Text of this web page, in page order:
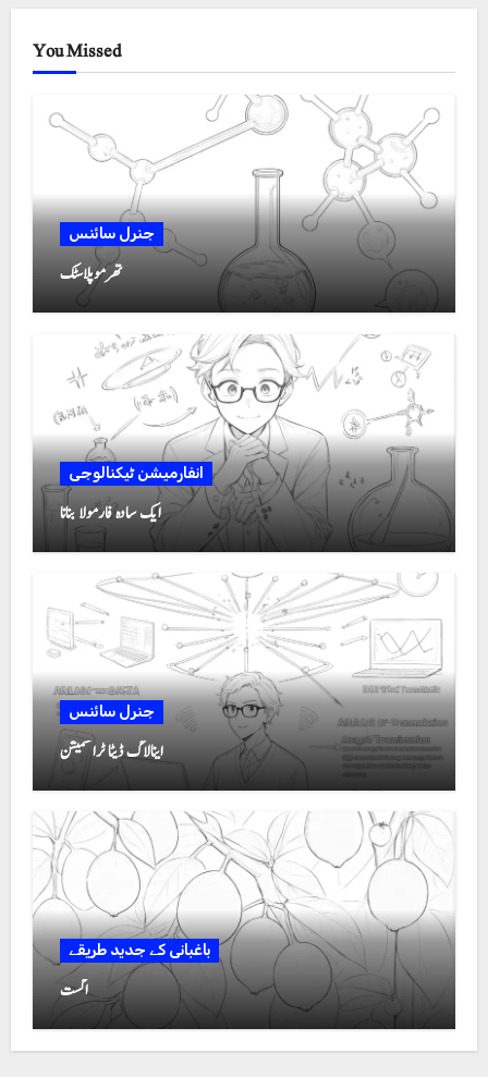
You Missed
جنرل سائنس
تھرموپلاسٹک
انفارمیشن ٹیکنالوجی
ایک سادہ فارمولا بنانا
جنرل سائنس
اینالاگ ڈیٹا ٹرانسمیشن
باغبانی کے جدید طریقے
اگست